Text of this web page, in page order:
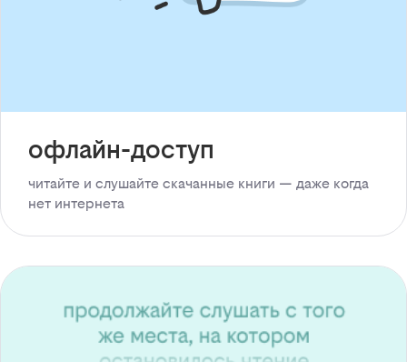
офлайн-доступ
читайте и слушайте скачанные книги — даже когда
нет интернета